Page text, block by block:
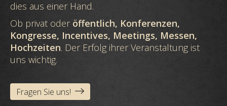
dies aus einer Hand.
Ob privat oder öffentlich, Konferenzen,
Kongresse, Incentives, Meetings, Messen,
Hochzeiten. Der Erfolg ihrer Veranstaltung ist
uns wichtig.
Fragen Sie uns!